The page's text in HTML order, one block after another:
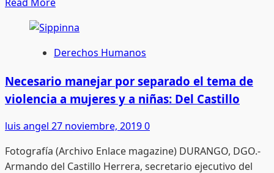
flujo
de
Canirac
about
Violencia
redes
sociales,
otra
forma
destruir
vidas:
Derechos Humanos
Necesario manejar por separado el tema de
violencia a mujeres y a niñas: Del Castillo
luis angel 27 noviembre, 20190
Fotografía (Archivo Enlace magazine) DURANGO, DGO.-
Armando del Castillo Herrera, secretario ejecutivo del